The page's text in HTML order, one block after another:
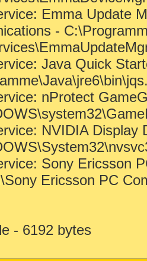
Emma Update
-
Java Quick
nProtect
NVIDIA Display
Sony Ericsson
Ericsson PC
- 6192 bytes